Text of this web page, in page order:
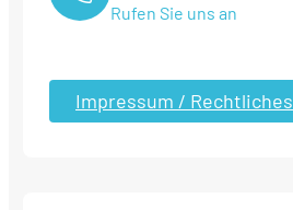
Rufen Sie uns an
Impressum / Rechtliches